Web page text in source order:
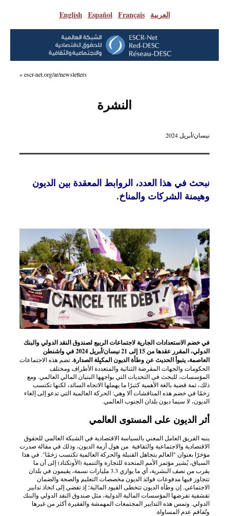
English| Español| Français| العربية
escr-net.org/ar/newsletters »
النشرة
نيسان/أبريل 2024
نبحث في هذا العدد، الروابط المعقدة بين الديون
وهيمنة الشركات والمناخ.
في خضم الاستعدادات الجارية لاجتماعات الربيع لصندوق النقد الدولي والبنك
الدولي، المقرر عقدها من 15 إلى 21 نيسان/أبريل 2024 في واشنطن
العاصمة، يتبوأ الحديث عن وطأة الديون المكبِلة الصدارة.تضم هذه الاجتماعات
الحكومات والجهات المقرضة الثنائية والمتعددة الأطراف ومختلف
المؤسسات، للبحث في التحديات التي يواجهها البنيان المالي العالمي. ومع
ذلك، ثمة قضية بالغة الأهمية كثيرًا ما يهملها الاتجاه السائد، لكنها تكتسب
زخمًا في خضم هذه المناقشات ألا وهي: الحركة العالمية التي تدعو إلى إلغاء
الديون، لا سيما ديون بلدان الجنوب العالمي.
أثر الديون على المستوى العالمي
ينبه الفريق العامل المعني بالسياسة الاقتصادية في الشبكة العالمي للحقوق
الاقتصادية والاجتماعية والثقافية من هول أزمة الديون، وذلك في مقالة صدرت
مؤخرًا بعنوان "العالم يتجاهل القنبلة والحركة العالمية تكتسب زخمًا". في هذا
السياق، يُشير مؤتمر الأمم المتحدة للتجارة والتنمية (الأونكتاد) إلى أن ما
يقرب من نصف البشرية، أي ما يوازي 3.3 مليارات نسمة، يقيمون في بلدان
تتجاوز فيها مدفوعات فوائد الديون مخصصات التعليم والصحة والضمان
الاجتماعي. إن وطأة الديون تتخطى القيود المالية؛ إذ تفضي إلى اتخاذ تدابير
تقشفية تفرضها المؤسسات المالية الدولية، مثل صندوق النقد الدولي والبنك
الدولي. وتمس هذه التدابير المجتمعات المهمشة والفقيرة أكثر من غيرها
وتُفاقم عدم المساواة.